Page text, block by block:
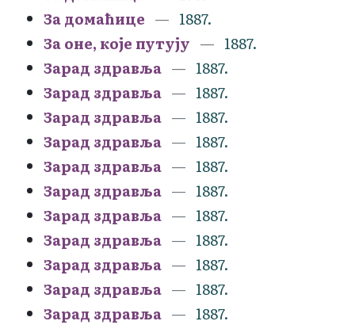
За домаћице
1887.
За оне, које путују
1887.
Зарад здравља
1887.
Зарад здравља
1887.
Зарад здравља
1887.
Зарад здравља
1887.
Зарад здравља
1887.
Зарад здравља
1887.
Зарад здравља
1887.
Зарад здравља
1887.
Зарад здравља
1887.
Зарад здравља
1887.
Зарад здравља
1887.